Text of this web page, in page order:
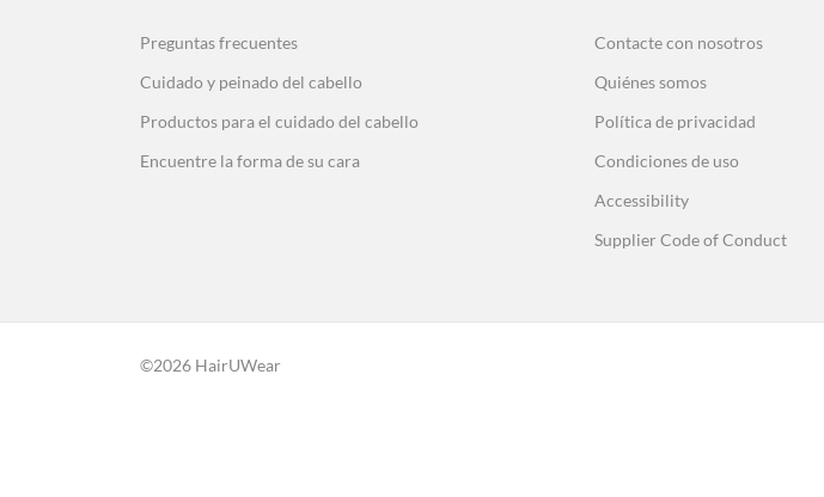
Preguntas frecuentes
Cuidado y peinado del cabello
Productos para el cuidado del cabello
Encuentre la forma de su cara
Contacte con nosotros
Quiénes somos
Política de privacidad
Condiciones de uso
Accessibility
Supplier Code of Conduct
©2026 HairUWear